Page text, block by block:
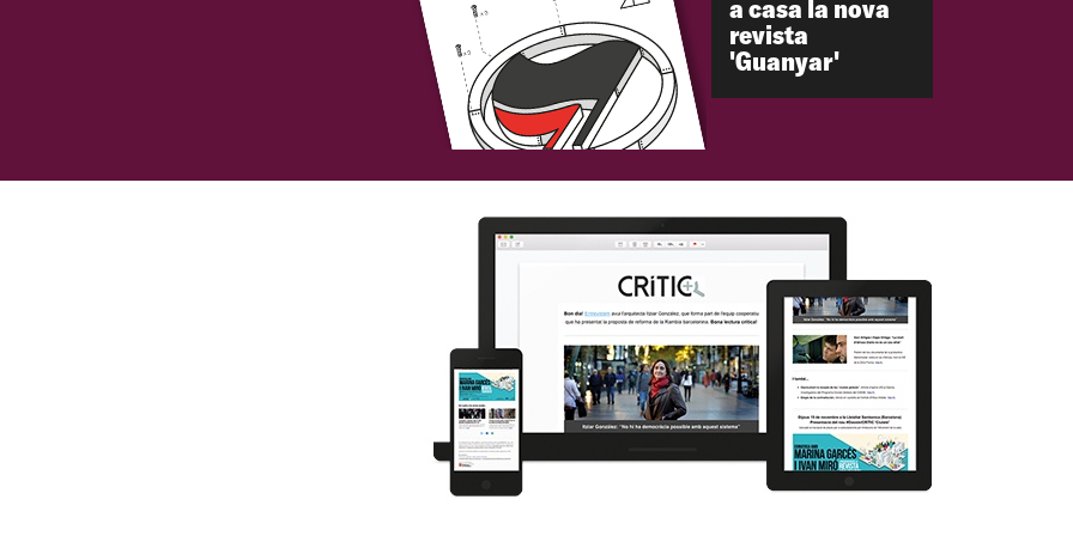
a casa la nova
revista
'Guanyar'